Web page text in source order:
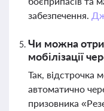
забезпечення.
Чи можна
мобілізації
Так,
автоматично
призовника